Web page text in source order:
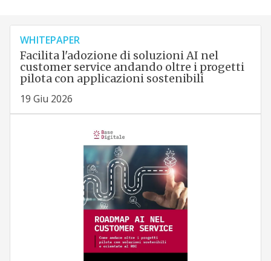
WHITEPAPER
Facilita l'adozione di soluzioni AI nel
customer service andando oltre i progetti
pilota con applicazioni sostenibili
19 Giu 2026